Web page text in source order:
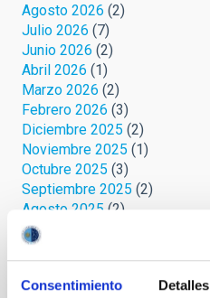
Consentimiento Detalles
Agosto 2026 (2)
Julio 2026 (7)
Junio 2026 (2)
Abril 2026 (1)
Marzo 2026 (2)
Febrero 2026 (3)
Diciembre 2025 (2)
Noviembre 2025 (1)
Octubre 2025 (3)
Septiembre 2025 (2)
Agosto 2025 (2)
Julio 2025
Junio 2025
Marzo 2025(2)